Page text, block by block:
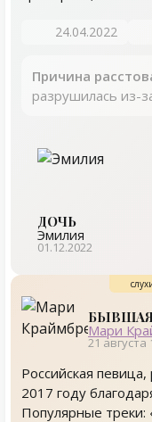
24.04.2022
Причина
разрушилась из-
ДОЧЬ
Эмилия
01.12.2022
Мари
21 августа
Российская
2017 году
Популярные треки: